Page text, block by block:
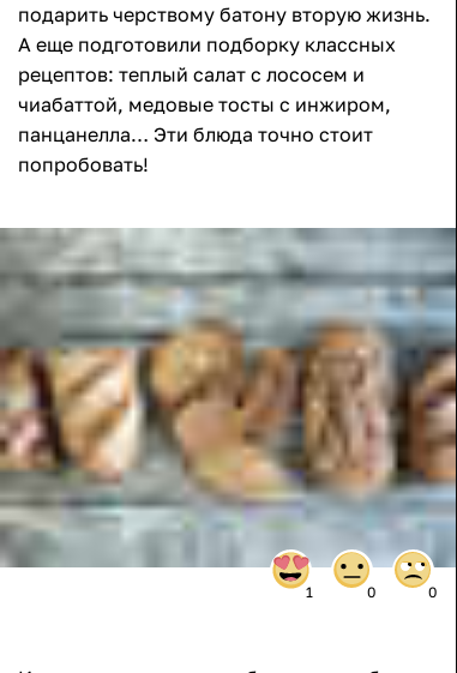
подарить черствому батону вторую жизнь.
А еще подготовили подборку классных
рецептов: теплый салат с лососем и
чиабаттой, медовые тосты с инжиром,
панцанелла… Эти блюда точно стоит
попробовать!
1 0 0